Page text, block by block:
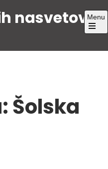
nasvetovMenu
Open
main
Šolska